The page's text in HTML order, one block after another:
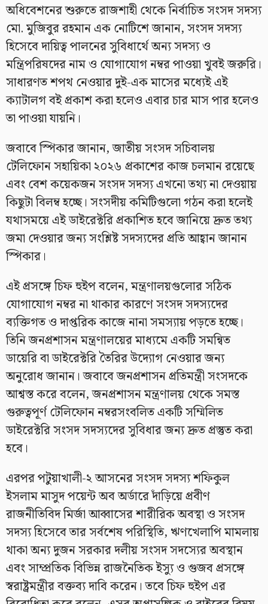
অধিবেশনের শুরুতে রাজশাহী থেকে নির্বাচিত সংসদ সদস্য
মো. মুজিবুর রহমান এক নোটিশে জানান, সংসদ সদস্য
হিসেবে দায়িত্ব পালনের সুবিধার্থে অন্য সদস্য ও
মন্ত্রিপরিষদের নাম ও যোগাযোগ নম্বর পাওয়া খুবই জরুরি।
সাধারণত শপথ নেওয়ার দুই-এক মাসের মধ্যেই এই
ক্যাটালগ বই প্রকাশ করা হলেও এবার চার মাস পার হলেও
তা পাওয়া যায়নি।
জবাবে স্পিকার জানান, জাতীয় সংসদ সচিবালয়
টেলিফোন সহায়িকা ২০২৬ প্রকাশের কাজ চলমান রয়েছে
এবং বেশ কয়েকজন সংসদ সদস্য এখনো তথ্য না দেওয়ায়
কিছুটা বিলম্ব হচ্ছে। সংসদীয় কমিটিগুলো গঠন করা হলেই
যথাসময়ে এই ডাইরেক্টরি প্রকাশিত হবে জানিয়ে দ্রুত তথ্য
জমা দেওয়ার জন্য সংশ্লিষ্ট সদস্যদের প্রতি আহ্বান জানান
স্পিকার।
এই প্রসঙ্গে চিফ হুইপ বলেন, মন্ত্রণালয়গুলোর সঠিক
যোগাযোগ নম্বর না থাকার কারণে সংসদ সদস্যদের
ব্যক্তিগত ও দাপ্তরিক কাজে নানা সমস্যায় পড়তে হচ্ছে।
তিনি জনপ্রশাসন মন্ত্রণালয়ের মাধ্যমে একটি সমন্বিত
ডায়েরি বা ডাইরেক্টরি তৈরির উদ্যোগ নেওয়ার জন্য
অনুরোধ জানান। জবাবে জনপ্রশাসন প্রতিমন্ত্রী সংসদকে
আশ্বস্ত করে বলেন, জনপ্রশাসন মন্ত্রণালয় থেকে সমস্ত
গুরুত্বপূর্ণ টেলিফোন নম্বরসংবলিত একটি সম্মিলিত
ডাইরেক্টরি সংসদ সদস্যদের সুবিধার জন্য দ্রুত প্রস্তুত করা
হবে।
এরপর পটুয়াখালী-২ আসনের সংসদ সদস্য শফিকুল
ইসলাম মাসুদ পয়েন্ট অব অর্ডারে দাঁড়িয়ে প্রবীণ
রাজনীতিবিদ মির্জা আব্বাসের শারীরিক অবস্থা ও সংসদ
সদস্য হিসেবে তার সর্বশেষ পরিস্থিতি, ঋণখেলাপি মামলায়
থাকা অন্য দুজন সরকার দলীয় সংসদ সদস্যের অবস্থান
এবং সাম্প্রতিক বিভিন্ন রাজনৈতিক ইস্যু ও গুজব প্রসঙ্গে
স্বরাষ্ট্রমন্ত্রীর বক্তব্য দাবি করেন। তবে চিফ হুইপ এর